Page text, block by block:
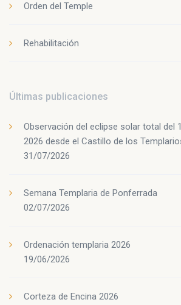
Orden del Temple
Rehabilitación
Últimas publicaciones
Observación del eclipse solar total del
2026 desde el Castillo de los
31/07/2026
Semana Templaria de Ponferrada
02/07/2026
Ordenación templaria 2026
19/06/2026
Corteza de Encina 2026